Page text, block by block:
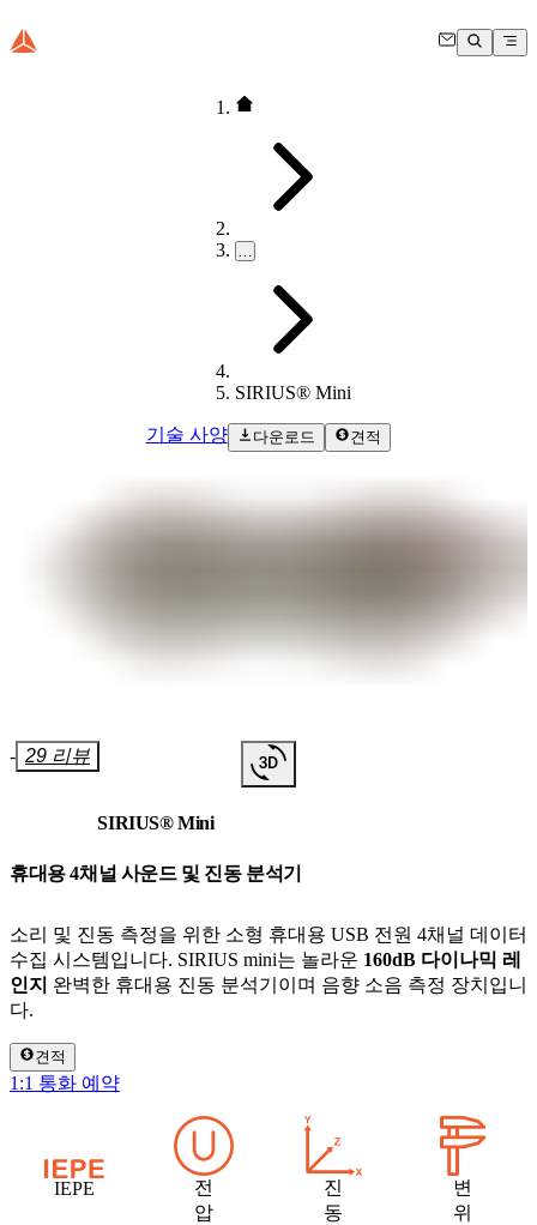
…
SIRIUS® Mini
기술 사양 다운로드 견적
- 29 리뷰
SIRIUS® Mini
휴대용 4채널 사운드 및 진동 분석기
소리 및 진동 측정을 위한 소형 휴대용 USB 전원 4채널 데이터
수집 시스템입니다. SIRIUS mini는 놀라운 160dB 다이나믹 레
인지 완벽한 휴대용 진동 분석기이며 음향 소음 측정 장치입니
다.
견적
1:1 통화 예약
IEPE
전
압
진
동
변
위